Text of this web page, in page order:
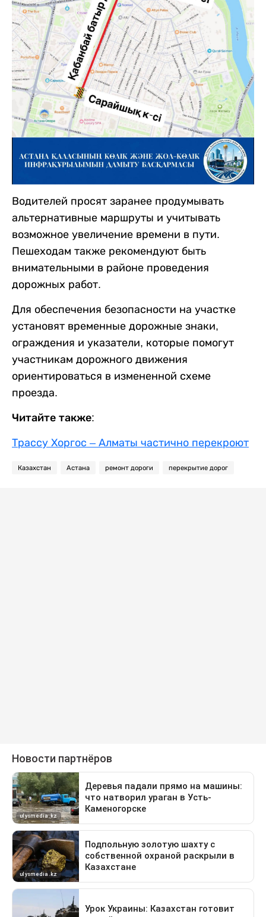
Водителей просят заранее продумывать
альтернативные маршруты и учитывать
возможное увеличение времени в пути.
Пешеходам также рекомендуют быть
внимательными в районе проведения
дорожных работ.
Для обеспечения безопасности на участке
установят временные дорожные знаки,
ограждения и указатели, которые помогут
участникам дорожного движения
ориентироваться в измененной схеме
проезда.
Читайте также:
Трассу Хоргос – Алматы частично перекроют
Казахстан Астана ремонт дороги перекрытие дорог